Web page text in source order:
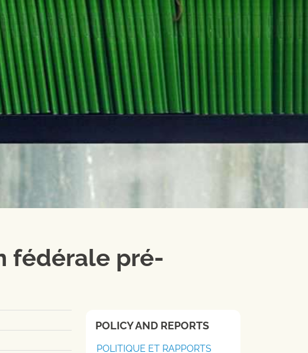
fédérale pré-
POLICY AND REPORTS
POLITIQUE ET RAPPORTS